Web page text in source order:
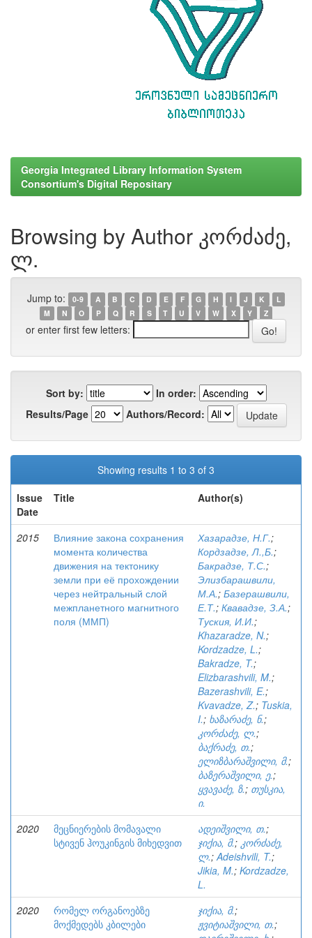
Georgia Integrated Library Information System
Consortium's Digital Repositary
Browsing by Author კორძაძე,
ლ.
Jump to: 0-9 A B C D E F G H I J K
L
M
N O P Q R S T U V W X Y Z
or enter first few letters:
Sort by:
In order:
Results/Page
Authors/Record:
Showing results 1 to 3 of 3
Issue
Date
Title Author(s)
2015
Влияние закона сохранения
момента количества
движения на тектонику
земли при её прохождении
через нейтральный слой
межпланетного магнитного
поля (ММП)
Хазарадзе, Н.Г.;
Кордзадзе, Л.,Б.;
Бакрадзе, Т.С.;
Элизбарашвили,
М.А.; Базерашвили,
Е.Т.; Квавадзе, З.А.;
Туския, И.И.;
Khazaradze, N.;
Kordzadze, L.;
Bakradze, T.;
Elizbarashvili, M.;
Bazerashvili, E.;
Kvavadze, Z.; Tuskia,
I.; ხაზარაძე, ნ.;
კორძაძე, ლ.;
ბაქრაძე, თ.;
ელიზბარაშვილი, მ.;
ბაზერაშვილი, ე.;
ყვავაძე, ზ.; თუსკია,
ი.
2020
მეცნიერების მომავალი
სტივენ ჰოუკინგის მიხედვით
ადეიშვილი, თ.;
ჯიქია, მ.; კორძაძე,
ლ.;Adeishvili, T.;
Jikia, M.; Kordzadze,
L.
2020
რომელ ორგანოებზე
მოქმედებს კბილები
ჯიქია, მ.;
ჟვიტიაშვილი, თ.;